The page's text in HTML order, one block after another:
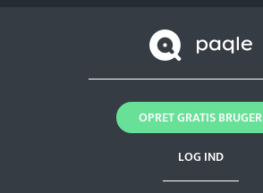
LOG IND
OPRET GRATIS BRUGER